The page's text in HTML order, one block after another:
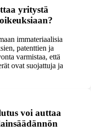
yritystä
immateriaalisia
patenttien ja
varmistaa, että
ovat suojattuja ja
voi auttaa